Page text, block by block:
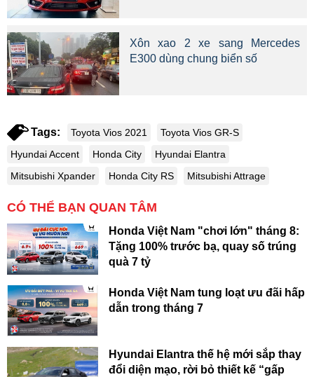
Xôn xao 2 xe sang Mercedes
E300 dùng chung biển số
Tags: Toyota Vios 2021
Toyota Vios GR-S
Hyundai Accent
Honda City
Hyundai Elantra
Mitsubishi Xpander
Honda City RS Mitsubishi Attrage
CÓ THỂ BẠN QUAN TÂM
Honda Việt Nam "chơi lớn" tháng 8:
Tặng 100% trước bạ, quay số trúng
quà 7 tỷ
Honda Việt Nam tung loạt ưu đãi hấp
dẫn trong tháng 7
Hyundai Elantra thế hệ mới sắp thay
đổi diện mạo, rời bỏ thiết kế “gấp